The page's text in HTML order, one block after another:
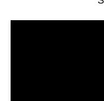
Il tuo video